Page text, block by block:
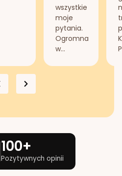
wszystkie
moje
pytania.
Ogromna
w...
100+
Pozytywnych opinii